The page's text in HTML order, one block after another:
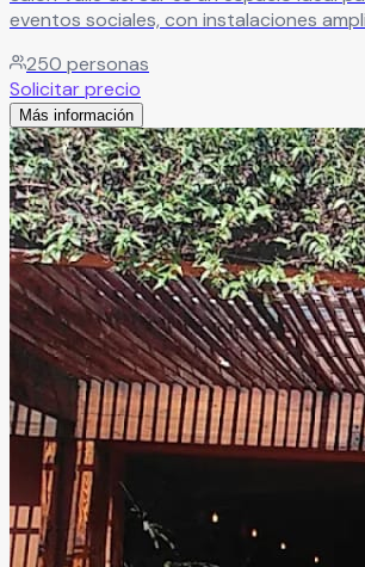
eventos sociales, con instalaciones
calidad, servicio y excelente relación
Tiene capacidad para banquetes de 50
además de contar con camerino para
fumadores, estacionamiento amplio y
en sanitarios.Leer más
250 personas
Solicitar precio
Más información